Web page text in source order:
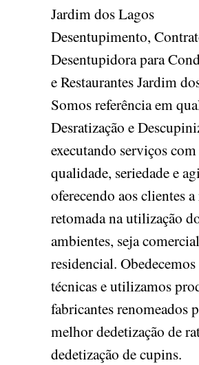
Jardim dos Lagos
Desentupimento,
Desentupidora para
e Restaurantes Jardim
Somos referência em
Desratização e
executando serviços
qualidade, seriedade e
oferecendo aos clientes
retomada na utilização
ambientes, seja
residencial.
técnicas e utilizamos
fabricantes renomeados
melhor dedetização de
dedetização de cupins.